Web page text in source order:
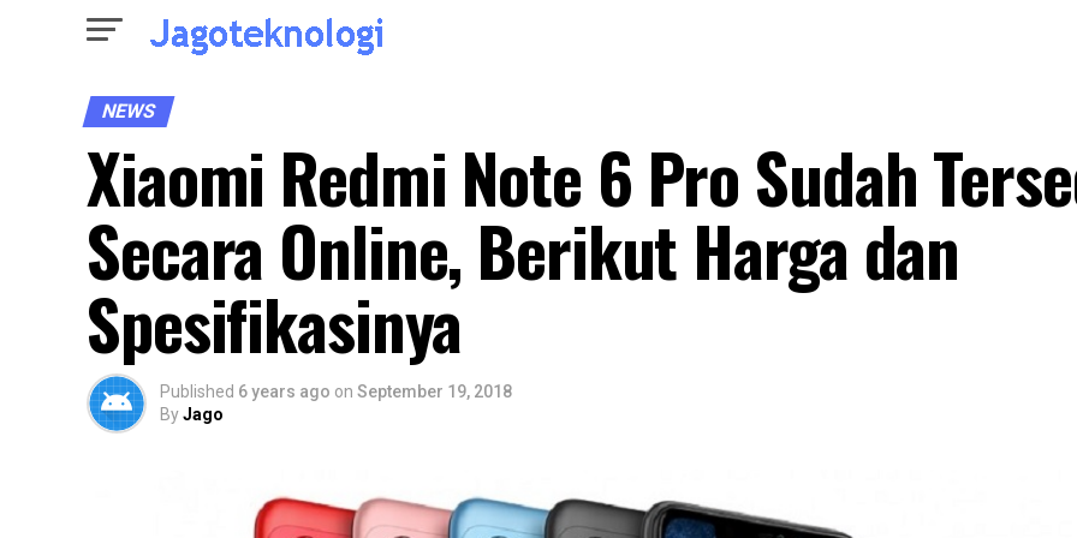
NEWS
Xiaomi Redmi Note 6 Pro Sudah
Secara Online, Berikut Harga dan
Spesifikasinya
Published 6 years ago on September 19, 2018
ByJago